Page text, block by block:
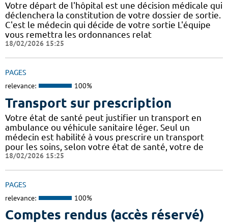
Votre départ de l'hôpital est une décision médicale qui
déclenchera la constitution de votre dossier de sortie.
C'est le médecin qui décide de votre sortie L'équipe
vous remettra les ordonnances relat
18/02/2026 15:25
PAGES
relevance: 100%
Transport sur prescription
Votre état de santé peut justifier un transport en
ambulance ou véhicule sanitaire léger. Seul un
médecin est habilité à vous prescrire un transport
pour les soins, selon votre état de santé, votre de
18/02/2026 15:25
PAGES
relevance: 100%
Comptes rendus (accès réservé)